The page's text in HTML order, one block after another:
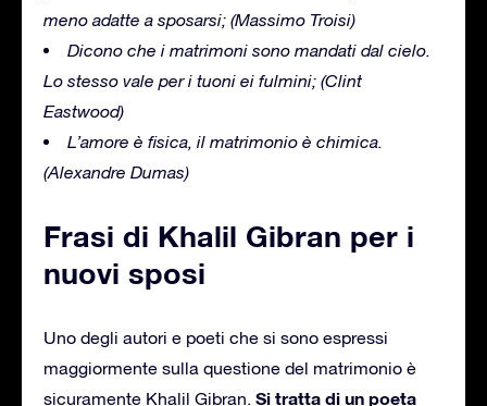
meno adatte a sposarsi; (Massimo Troisi)
Dicono che i matrimoni sono mandati dal cielo.
Lo stesso vale per i tuoni ei fulmini; (Clint
Eastwood)
L’amore è fisica, il matrimonio è chimica.
(Alexandre Dumas)
Frasi di Khalil Gibran per i
nuovi sposi
Uno degli autori e poeti che si sono espressi
maggiormente sulla questione del matrimonio è
sicuramente Khalil Gibran. Si tratta di un poeta